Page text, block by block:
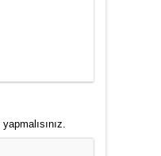
yapmalısınız.